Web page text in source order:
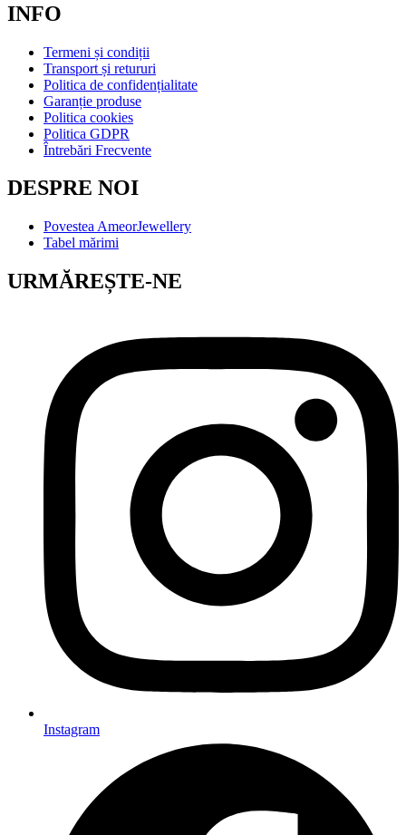
INFO
Termeni și condiții
Transport și retururi
Politica de confidențialitate
Garanție produse
Politica cookies
Politica GDPR
Întrebări Frecvente
DESPRE NOI
Povestea AmeorJewellery
Tabel mărimi
URMĂREȘTE-NE
Instagram